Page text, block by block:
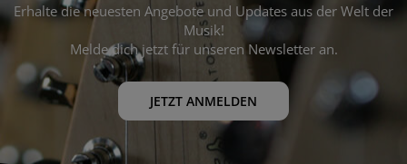
Erhalte die neuesten Angebote und Updates aus der Welt der
Musik!
Melde dich jetzt für unseren Newsletter an.
JETZT ANMELDEN